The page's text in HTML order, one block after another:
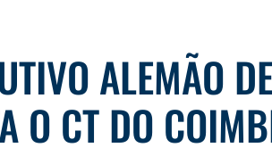
ALEMÃO
O CT DO